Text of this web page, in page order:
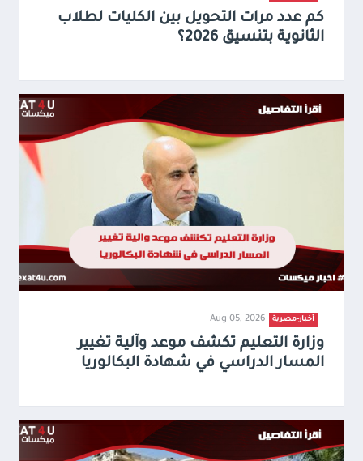
كم عدد مرات التحويل بين الكليات لطلاب
الثانوية بتنسيق 2026؟
أخبار-مصرية Aug 05, 2026
وزارة التعليم تكشف موعد وآلية تغيير
المسار الدراسي في شهادة البكالوريا